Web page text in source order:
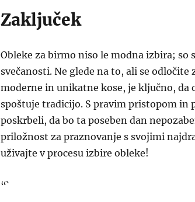
Zaključek
Obleke za birmo niso le modna izbira; so
svečanosti. Ne glede na to, ali se
moderne in unikatne kose, je ključno, da
spoštuje tradicijo. S pravim pristopom in
poskrbeli, da bo ta poseben dan
priložnost za praznovanje s svojimi
uživajte v procesu izbire obleke!
“`